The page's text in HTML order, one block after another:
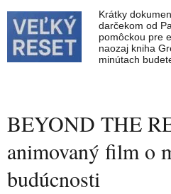
Krátky
darčekom od
pomôckou pre
naozaj kniha
minútach
BEYOND THE
animovaný film o
budúcnosti